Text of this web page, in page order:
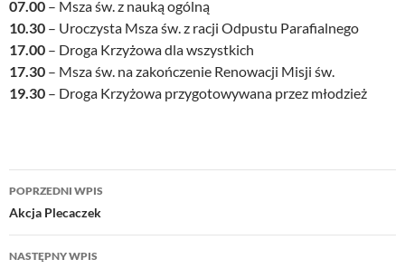
07.00 – Msza św. z nauką ogólną
10.30 – Uroczysta Msza św. z racji Odpustu Parafialnego
17.00 – Droga Krzyżowa dla wszystkich
17.30 – Msza św. na zakończenie Renowacji Misji św.
19.30 – Droga Krzyżowa przygotowywana przez młodzież
Nawigacja
wpisu
POPRZEDNI WPIS
Akcja Plecaczek
NASTĘPNY WPIS